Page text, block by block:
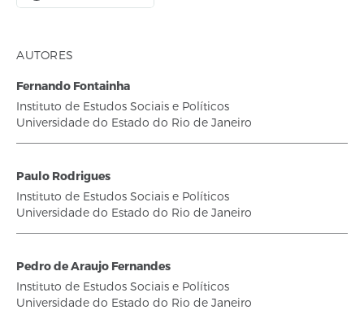
AUTORES
Fernando Fontainha
Instituto de Estudos Sociais e Políticos
Universidade do Estado do Rio de Janeiro
Paulo Rodrigues
Instituto de Estudos Sociais e Políticos
Universidade do Estado do Rio de Janeiro
Pedro de Araujo Fernandes
Instituto de Estudos Sociais e Políticos
Universidade do Estado do Rio de Janeiro